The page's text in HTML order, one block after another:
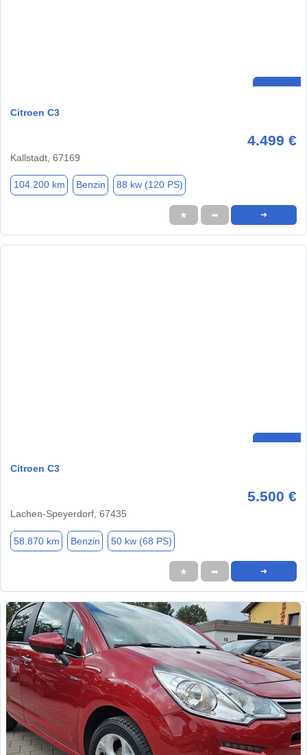
Citroen C3
4.499 €
Kallstadt, 67169
104.200 km Benzin 88 kw (120 PS)
★ ➦ ➜
Citroen C3
5.500 €
Lachen-Speyerdorf, 67435
58.870 km Benzin 50 kw (68 PS)
★ ➦ ➜